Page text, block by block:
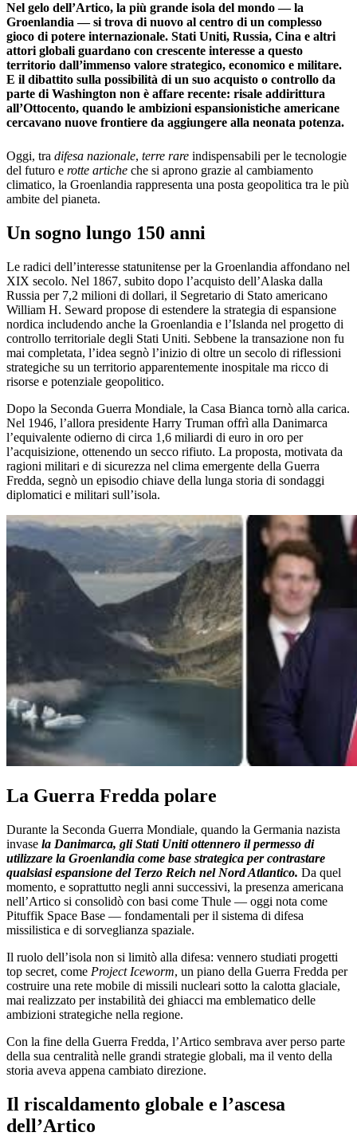
Nel gelo dell’Artico, la più grande isola del mondo — la
Groenlandia — si trova di nuovo al centro di un complesso
gioco di potere internazionale. Stati Uniti, Russia, Cina e altri
attori globali guardano con crescente interesse a questo
territorio dall’immenso valore strategico, economico e militare.
E il dibattito sulla possibilità di un suo acquisto o controllo da
parte di Washington non è affare recente: risale addirittura
all’Ottocento, quando le ambizioni espansionistiche americane
cercavano nuove frontiere da aggiungere alla neonata potenza.
Oggi, tra difesa nazionale, terre rare indispensabili per le tecnologie
del futuro e rotte artiche che si aprono grazie al cambiamento
climatico, la Groenlandia rappresenta una posta geopolitica tra le più
ambite del pianeta.
Un sogno lungo 150 anni
Le radici dell’interesse statunitense per la Groenlandia affondano nel
XIX secolo. Nel 1867, subito dopo l’acquisto dell’Alaska dalla
Russia per 7,2 milioni di dollari, il Segretario di Stato americano
William H. Seward propose di estendere la strategia di espansione
nordica includendo anche la Groenlandia e l’Islanda nel progetto di
controllo territoriale degli Stati Uniti. Sebbene la transazione non fu
mai completata, l’idea segnò l’inizio di oltre un secolo di riflessioni
strategiche su un territorio apparentemente inospitale ma ricco di
risorse e potenziale geopolitico.
Dopo la Seconda Guerra Mondiale, la Casa Bianca tornò alla carica.
Nel 1946, l’allora presidente Harry Truman offrì alla Danimarca
l’equivalente odierno di circa 1,6 miliardi di euro in oro per
l’acquisizione, ottenendo un secco rifiuto. La proposta, motivata da
ragioni militari e di sicurezza nel clima emergente della Guerra
Fredda, segnò un episodio chiave della lunga storia di sondaggi
diplomatici e militari sull’isola.
La Guerra Fredda polare
Durante la Seconda Guerra Mondiale, quando la Germania nazista
invase la Danimarca, gli Stati Uniti ottennero il permesso di
utilizzare la Groenlandia come base strategica per contrastare
qualsiasi espansione del Terzo Reich nel Nord Atlantico. Da quel
momento, e soprattutto negli anni successivi, la presenza americana
nell’Artico si consolidò con basi come Thule — oggi nota come
Pituffik Space Base — fondamentali per il sistema di difesa
missilistica e di sorveglianza spaziale.
Il ruolo dell’isola non si limitò alla difesa: vennero studiati progetti
top secret, come Project Iceworm, un piano della Guerra Fredda per
costruire una rete mobile di missili nucleari sotto la calotta glaciale,
mai realizzato per instabilità dei ghiacci ma emblematico delle
ambizioni strategiche nella regione.
Con la fine della Guerra Fredda, l’Artico sembrava aver perso parte
della sua centralità nelle grandi strategie globali, ma il vento della
storia aveva appena cambiato direzione.
Il riscaldamento globale e l’ascesa
dell’Artico